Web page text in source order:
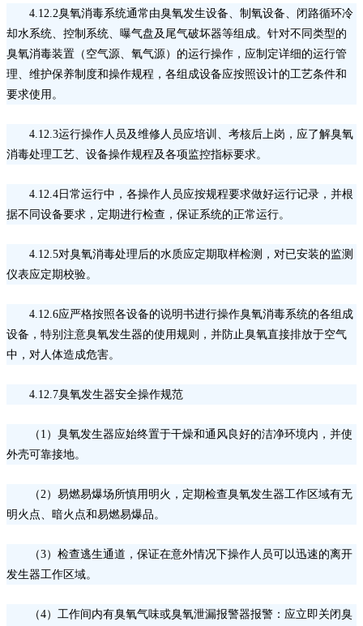
4.12.2臭氧消毒系统通常由臭氧发生设备、制氧设备、闭路循环冷
却水系统、控制系统、曝气盘及尾气破坏器等组成。针对不同类型的
臭氧消毒装置（空气源、氧气源）的运行操作，应制定详细的运行管
理、维护保养制度和操作规程，各组成设备应按照设计的工艺条件和
要求使用。
4.12.3运行操作人员及维修人员应培训、考核后上岗，应了解臭氧
消毒处理工艺、设备操作规程及各项监控指标要求。
4.12.4日常运行中，各操作人员应按规程要求做好运行记录，并根
据不同设备要求，定期进行检查，保证系统的正常运行。
4.12.5对臭氧消毒处理后的水质应定期取样检测，对已安装的监测
仪表应定期校验。
4.12.6应严格按照各设备的说明书进行操作臭氧消毒系统的各组成
设备，特别注意臭氧发生器的使用规则，并防止臭氧直接排放于空气
中，对人体造成危害。
4.12.7臭氧发生器安全操作规范
（ 1）臭氧发生器应始终置于干燥和通风良好的洁净环境内，并使
外壳可靠接地。
（ 2）易燃易爆场所慎用明火，定期检查臭氧发生器工作区域有无
明火点、暗火点和易燃易爆品。
（3）检查逃生通道，保证在意外情况下操作人员可以迅速的离开
发生器工作区域。
（4）工作间内有臭氧气味或臭氧泄漏报警器报警：应立即关闭臭